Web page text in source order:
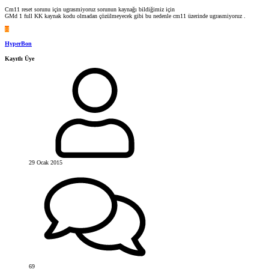
Cm11 reset sorunu için ugrasmiyoruz sorunun kaynağı bildiğimiz için
GMd 1 full KK kaynak kodu olmadan çözülmeyecek gibi bu nedenle cm11 üzerinde ugrasmiyoruz .
H
HyperBon
Kayıtlı Üye
29 Ocak 2015
69